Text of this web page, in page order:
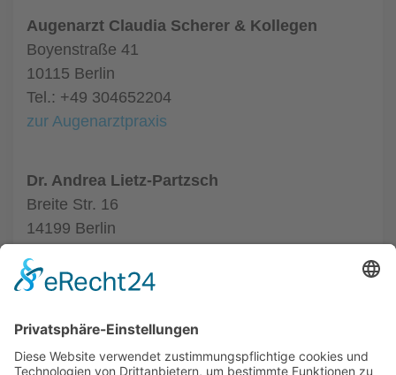
Augenarzt Claudia Scherer & Kollegen
Boyenstraße 41
10115 Berlin
Tel.: +49 304652204
zur Augenarztpraxis
Dr. Andrea Lietz-Partzsch
Breite Str. 16
14199 Berlin
zur Augenarztpraxis